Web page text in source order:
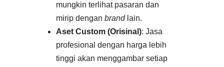
mungkin terlihat pasaran dan
mirip dengan brandlain.
Aset Custom (Orisinal): Jasa
profesional dengan harga lebih
tinggi akan menggambar setiap